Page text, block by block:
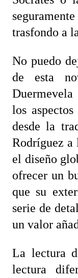
trasfondo a
No puedo
de esta
los
desde la
Rodríguez a
el diseño
ofrecer un
que su
serie de
un valor
La lectura
lectura